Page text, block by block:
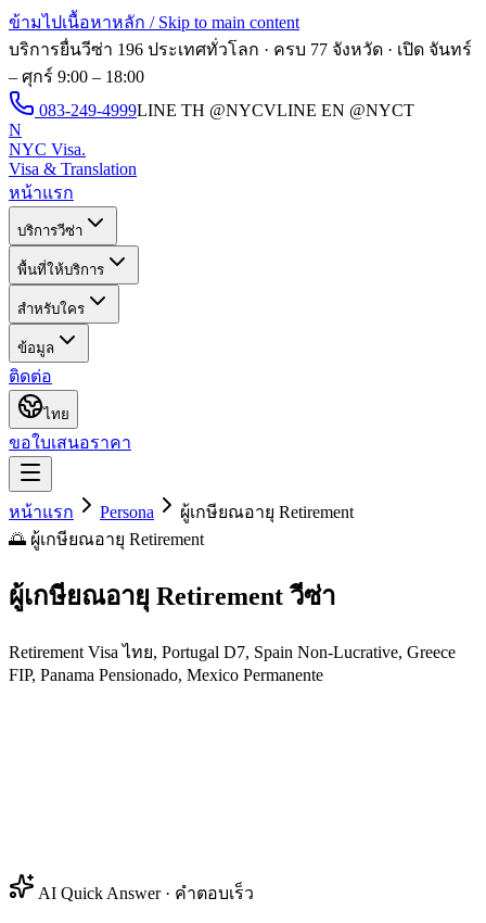
ข้ามไปเนื้อหาหลัก / Skip to main content
บริการยื่นวีซ่า 196 ประเทศทั่วโลก · ครบ 77 จังหวัด · เปิด จันทร์
– ศุกร์ 9:00 – 18:00
083-249-4999LINE TH @NYCVLINE EN @NYCT
N
NYC Visa.
Visa & Translation
หน้าแรก
บริการวีซ่า
พื้นที่ให้บริการ
สำหรับใคร
ข้อมูล
ติดต่อ
ไทย
ขอใบเสนอราคา
หน้าแรก Persona
ผู้เกษียณอายุ Retirement
🌅 ผู้เกษียณอายุ Retirement
ผู้เกษียณอายุ Retirement วีซ่า
Retirement Visa ไทย, Portugal D7, Spain Non-Lucrative, Greece
FIP, Panama Pensionado, Mexico Permanente
AI Quick Answer · คำตอบเร็ว